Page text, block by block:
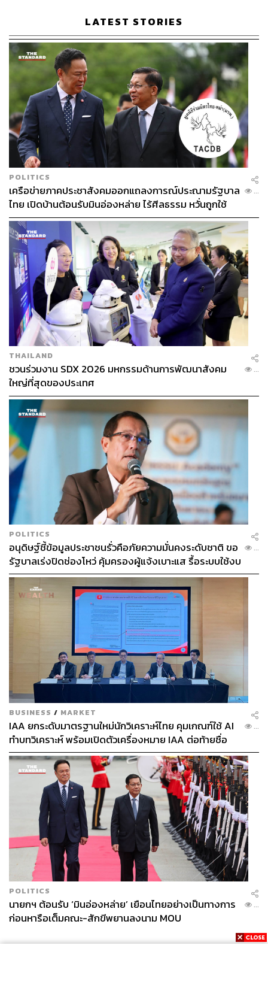
ขณะที่ชุมชนรวมตัวกันเคลื่อนไหวคัดค้านอย่างหนัก เป็นเหตุ
ให้ บุญรอด ด้วงโคตะ และ สนั่น สุขวรรณ ถูกลอบยิงเสียชีวิต
จนปัจจุบันยังจับคนร้ายไม่ได้
ภรรยากำนันทองม้วน
ปี 2542 กำนันทองม้วน คำแจ่ม แกนนำต่อสู้คนสำคัญ และ
สม หอมพรมมา ถูกยิงเสียชีวิต แต่ชาวบ้านตำบลดงมะไฟ
จำนวน 6 หมู่บ้าน ยังคงรวมตัวกันยืนหยัดต่อสู้ คัดค้านเหมือง
หิน บนภูผาฮวกต่อไป
ตลอดการต่อสู้กว่า 25 ปีของชาวบ้านมีรอยเลือดและคราบ
น้ำตาปรากฏให้เห็นบนเส้นทางนี้มาโดยตลอด แต่ทว่าพวก
เขาเลือกที่จะสู้เพื่อปกป้องถิ่นเกิดของตนเอง แม้จะเผชิญต่อ
สถานการณ์ที่สร้าง ‘ความกลัว’ ให้กับพวกเขา บางคนสู้ตั้งแต่
สาวยันแก่ ตั้งแต่ลูกยังเล็กกระทั่งเติบโตเป็นผู้ใหญ่ เส้นของ
ความกลัวได้ถูกก้าวข้ามไปแล้ว
ลำดวน วงศ์คำจันทร์ ชาวบ้านดงมะไฟ และแม่ผู้ต่อสู้ใน
ขบวนการนี้มายาวนาน เล่าว่า เธอต่อสู้ตั้งแต่ลูกสาวของเธอ
ยังเล็ก จนปัจจุบันลูกสาวของเธอได้เติบโต และย้ายไปทำงาน
อยู่ที่เกาหลีใต้แล้ว
“ลูกไม่เคยบอกให้แม่หยุด ลูกไม่ได้ว่าอะไร เขาเห็นเราต่อสู้มา
ตั้งแต่เด็ก พอโทรไปเล่าให้เขาฟังว่าวันที่ 7 ธันวาคมนี้ ชาว
บ้านจะไปเดินสู้กันอีก ลูกสาวบอกว่าเสียดายที่ไม่ได้อยู่ร่วม
ด้วย”
ลำดวนบอกว่า เธอเคยกลัวที่จะสู้ เคยถูกเจ้าหน้าที่ลากลงจาก
รถกระบะ ลากเหมือนหมูเหมือนหมา เหมือนไม่ใช่คน ตอน
นั้นได้รับบาดเจ็บ แต่ก็ไม่ท้อถอย เพราะรู้ว่าสิ่งที่ตนเองทำนั้น
ก็เพื่อบ้านเกิดตัวเอง ทำให้ชีวิตการต่อสู้ของเธอได้ก้าวข้าม
ผ่านความกลัวไปแล้ว และด้วยพลังสตรีที่ออกมาสู้ร่วมกัน
ทำให้เธอมีเพื่อนร่วมสู้ระหว่างทาง
“แม่สู้ด้วยใจ สู้ด้วยพลังทั้งหมดที่มี เวลาเหนื่อยท้อก็ร้องเพลง
กัน ใจที่สู้มันทำให้แม่ไม่กลัวอะไรแล้ว กลัวแต่จะไม่ได้รักษา
ธรรมชาติเหล่านี้ไว้ให้ลูกหลาน ไม่รู้ว่าจะชนะไหม ก็สู้มาตั้ง
นาน รู้แต่ว่าจะสู้ให้ถึงที่สุด ถึงวันนั้นก็ไม่เสียใจอะไรแล้ว”
LATEST STORIES
POLITICS
เครือข่ายภาคประชาสังคมออกแถลงการณ์ประณามรัฐบาล
ไทย เปิดบ้านต้อนรับมินอ่องหล่าย ไร้ศีลธรรม หวั่นถูกใช้
เป็นเครื่องมือกดขี่ชาวเมียนมา
...
THAILAND
ชวนร่วมงาน SDX 2026 มหกรรมด้านการพัฒนาสังคม
ใหญ่ที่สุดของประเทศ
...
POLITICS
อนุดิษฐ์ชี้ข้อมูลประชาชนรั่วคือภัยความมั่นคงระดับชาติ ขอ
รัฐบาลเร่งปิดช่องโหว่ คุ้มครองผู้แจ้งเบาะแส รื้อระบบใช้งบ
ไซเบอร์
...
BUSINESS / MARKET
IAA ยกระดับมาตรฐานใหม่นักวิเคราะห์ไทย คุมเกณฑ์ใช้ AI
ทำบทวิเคราะห์ พร้อมเปิดตัวเครื่องหมาย IAA ต่อท้ายชื่อ
...
POLITICS
นายกฯ ต้อนรับ ‘มินอ่องหล่าย’ เยือนไทยอย่างเป็นทางการ
ก่อนหารือเต็มคณะ-สักขีพยานลงนาม MOU
...